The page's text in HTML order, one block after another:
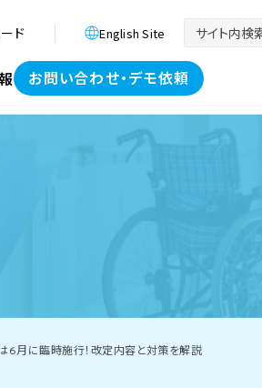
ド English Site
お問い合わせ・デモ依頼
月に臨時施行！改定内容と対策を解説